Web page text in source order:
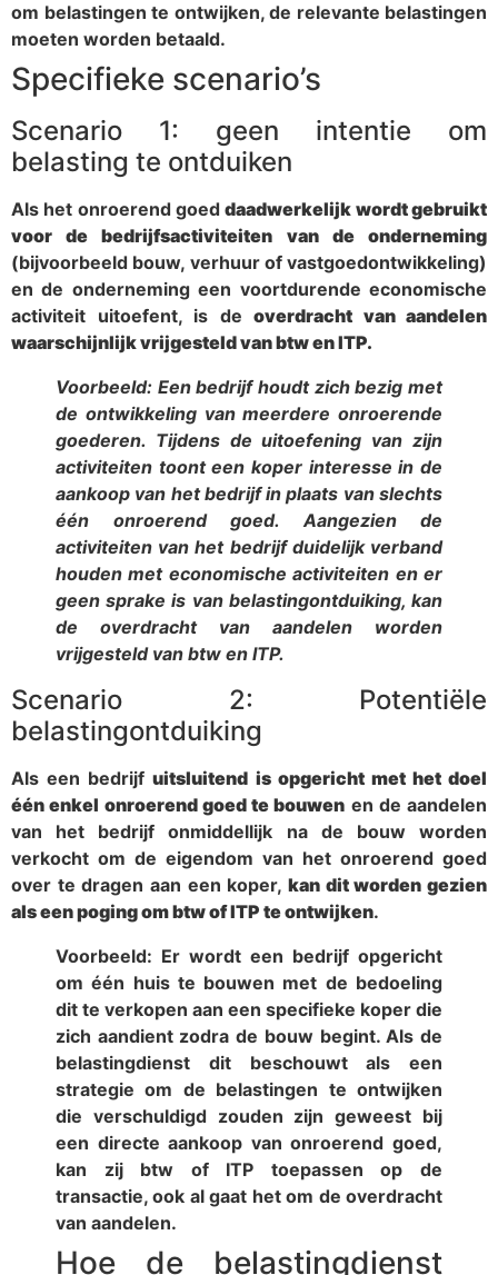
om belastingen te ontwijken, de relevante belastingen
moeten worden betaald.
Specifieke scenario’s
Scenario 1: geen intentie om
belasting te ontduiken
Als het onroerend goeddaadwerkelijk wordt gebruikt
voor de bedrijfsactiviteiten van de onderneming
(bijvoorbeeld bouw, verhuur of vastgoedontwikkeling)
en de onderneming een voortdurende economische
activiteit uitoefent, is de overdracht van aandelen
waarschijnlijk vrijgesteld van btw en ITP.
Voorbeeld: Een bedrijf houdt zich bezig met
de ontwikkeling van meerdere onroerende
goederen. Tijdens de uitoefening van zijn
activiteiten toont een koper interesse in de
aankoop van het bedrijf in plaats van slechts
één onroerend goed. Aangezien de
activiteiten van het bedrijf duidelijk verband
houden met economische activiteiten en er
geen sprake is van belastingontduiking, kan
de overdracht van aandelen worden
vrijgesteld van btw en ITP.
Scenario 2: Potentiële
belastingontduiking
Als een bedrijfuitsluitend is opgericht met het doel
één enkel onroerend goed te bouwen en de aandelen
van het bedrijf onmiddellijk na de bouw worden
verkocht om de eigendom van het onroerend goed
over te dragen aan een koper, kan dit worden gezien
als een poging om btw of ITP te ontwijken.
Voorbeeld: Er wordt een bedrijf opgericht
om één huis te bouwen met de bedoeling
dit te verkopen aan een specifieke koper die
zich aandient zodra de bouw begint. Als de
belastingdienst dit beschouwt als een
strategie om de belastingen te ontwijken
die verschuldigd zouden zijn geweest bij
een directe aankoop van onroerend goed,
kan zij btw of ITP toepassen op de
transactie, ook al gaat het om de overdracht
van aandelen.
Hoe de belastingdienst